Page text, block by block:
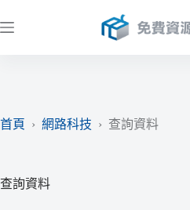
至
首頁
› 網路科技 › 查詢資料
查詢資料